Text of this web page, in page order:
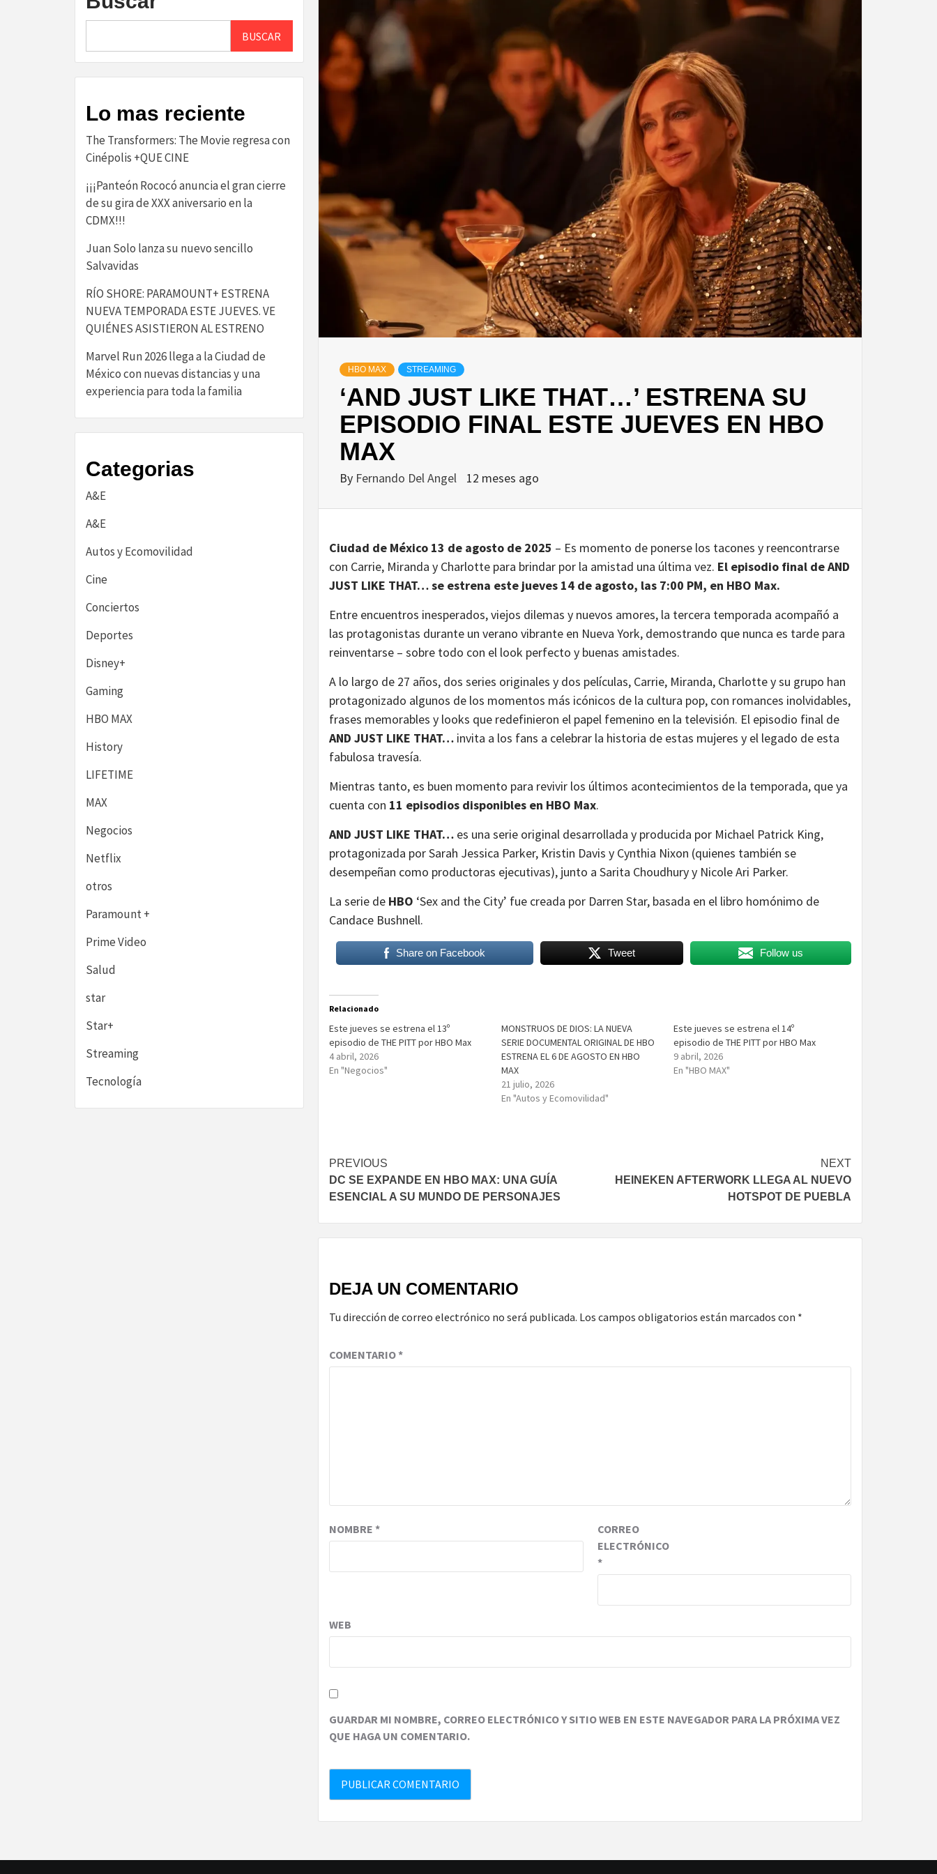
HBO MAX STREAMING
‘AND JUST LIKE THAT…’ ESTRENA SU
EPISODIO FINAL ESTE JUEVES EN HBO
MAX
By Fernando Del Angel 12 meses ago
Ciudad de México 13 de agosto de 2025 – Es momento de ponerse los tacones y reencontrarse
con Carrie, Miranda y Charlotte para brindar por la amistad una última vez. El episodio final de AND
JUST LIKE THAT… se estrena este jueves 14 de agosto, las 7:00 PM, en HBO Max.
Entre encuentros inesperados, viejos dilemas y nuevos amores, la tercera temporada acompañó a
las protagonistas durante un verano vibrante en Nueva York, demostrando que nunca es tarde para
reinventarse – sobre todo con el look perfecto y buenas amistades.
A lo largo de 27 años, dos series originales y dos películas, Carrie, Miranda, Charlotte y su grupo han
protagonizado algunos de los momentos más icónicos de la cultura pop, con romances inolvidables,
frases memorables y looks que redefinieron el papel femenino en la televisión. El episodio final de
AND JUST LIKE THAT… invita a los fans a celebrar la historia de estas mujeres y el legado de esta
fabulosa travesía.
Mientras tanto, es buen momento para revivir los últimos acontecimientos de la temporada, que ya
cuenta con 11 episodios disponibles en HBO Max.
AND JUST LIKE THAT… es una serie original desarrollada y producida por Michael Patrick King,
protagonizada por Sarah Jessica Parker, Kristin Davis y Cynthia Nixon (quienes también se
desempeñan como productoras ejecutivas), junto a Sarita Choudhury y Nicole Ari Parker.
La serie de HBO ‘Sex and the City’ fue creada por Darren Star, basada en el libro homónimo de
Candace Bushnell.
Share on Facebook Tweet Follow us
Relacionado
Este jueves se estrena el 13º
episodio de THE PITT por HBO Max
4 abril, 2026
En "Negocios"
MONSTRUOS DE DIOS: LA NUEVA
SERIE DOCUMENTAL ORIGINAL DE HBO
ESTRENA EL 6 DE AGOSTO EN HBO
MAX
21 julio, 2026
En "Autos y Ecomovilidad"
Este jueves se estrena el 14º
episodio de THE PITT por HBO Max
9 abril, 2026
En "HBO MAX"
Post
navigation
PREVIOUS
DC SE EXPANDE EN HBO MAX: UNA GUÍA
ESENCIAL A SU MUNDO DE PERSONAJES
NEXT
HEINEKEN AFTERWORK LLEGA AL NUEVO
HOTSPOT DE PUEBLA
DEJA UN COMENTARIO
Tu dirección de correo electrónico no será publicada. Los campos obligatorios están marcados con *
COMENTARIO*
NOMBRE *
CORREO
ELECTRÓNICO
*
WEB
GUARDAR MI NOMBRE, CORREO ELECTRÓNICO Y SITIO WEB EN ESTE NAVEGADOR PARA LA PRÓXIMA VEZ
QUE HAGA UN COMENTARIO.
BUSCAR
Lo mas reciente
The Transformers: The Movie regresa con
Cinépolis +QUE CINE
¡¡¡Panteón Rococó anuncia el gran cierre
de su gira de XXX aniversario en la
CDMX!!!
Juan Solo lanza su nuevo sencillo
Salvavidas
RÍO SHORE: PARAMOUNT+ ESTRENA
NUEVA TEMPORADA ESTE JUEVES. VE
QUIÉNES ASISTIERON AL ESTRENO
Marvel Run 2026 llega a la Ciudad de
México con nuevas distancias y una
experiencia para toda la familia
Categorias
A&E
A&E
Autos y Ecomovilidad
Cine
Conciertos
Deportes
Disney+
Gaming
HBO MAX
History
LIFETIME
MAX
Negocios
Netflix
otros
Paramount +
Prime Video
Salud
star
Star+
Streaming
Tecnología